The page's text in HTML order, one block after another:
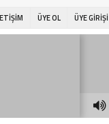
ÜYE OL ÜYE GİRİŞİ